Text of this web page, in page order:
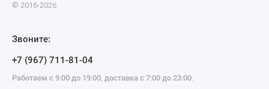
© 2016-2026
Звоните:
+7 (967) 711-81-04
Работаем с 9:00 до 19:00, доставка с 7:00 до 23:00.